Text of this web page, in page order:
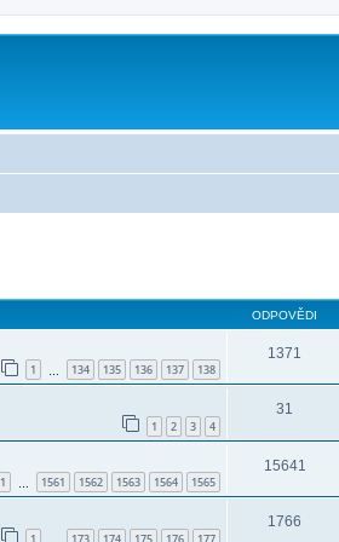
ODPOVĚDI
1 134 135 136 137 138
1371
1 2 3 4
31
1 1561 1562 1563 1564 1565
15641
1766